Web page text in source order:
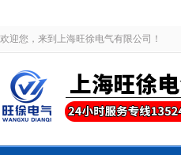
欢迎您，来到上海旺徐电气有限公司！